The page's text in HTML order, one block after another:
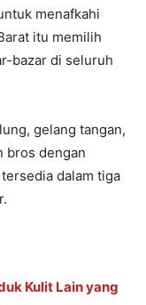
menafkahi
itu memilih
bazar di seluruh
gelang tangan,
bros dengan
dalam tiga
Kulit Lain yang